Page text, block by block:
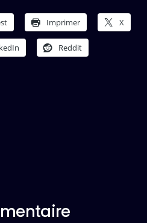
Imprimer X
Reddit